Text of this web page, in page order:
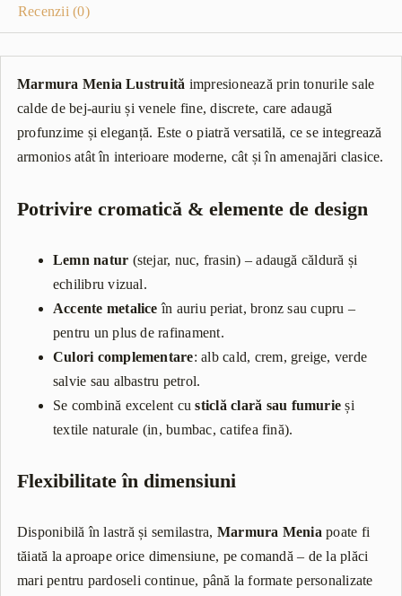
Recenzii (0)
Marmura Menia Lustruită impresionează prin tonurile sale
calde de bej-auriu și venele fine, discrete, care adaugă
profunzime și eleganță. Este o piatră versatilă, ce se integrează
armonios atât în interioare moderne, cât și în amenajări clasice.
Potrivire cromatică & elemente de design
Lemn natur (stejar, nuc, frasin) – adaugă căldură și
echilibru vizual.
Accente metalice în auriu periat, bronz sau cupru –
pentru un plus de rafinament.
Culori complementare: alb cald, crem, greige, verde
salvie sau albastru petrol.
Se combină excelent custiclă clară sau fumurie și
textile naturale (in, bumbac, catifea fină).
Flexibilitate în dimensiuni
Disponibilă în lastră și semilastra, Marmura Meniapoate fi
tăiată la aproape orice dimensiune, pe comandă – de la plăci
mari pentru pardoseli continue, până la formate personalizate